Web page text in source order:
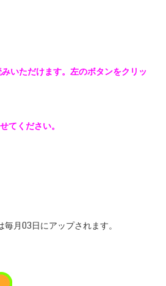
いただけます。左のボタンをクリッ
てください。
月03日にアップされます。